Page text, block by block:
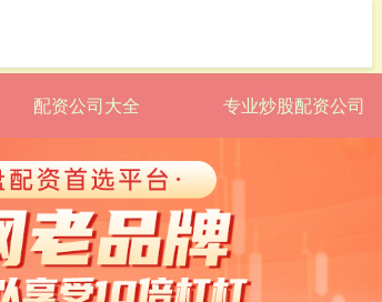
配资公司大全 专业炒股配资公司